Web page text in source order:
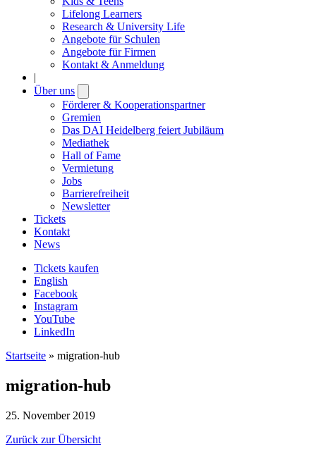
Lifelong Learners
Research & University Life
Angebote für Schulen
Angebote für Firmen
Kontakt & Anmeldung
|
Über uns
submenu
Förderer & Kooperationspartner
Gremien
Das DAI Heidelberg feiert Jubiläum
Mediathek
Hall of Fame
Vermietung
Jobs
Barrierefreiheit
Newsletter
Tickets
Kontakt
News
Tickets kaufen
English
Facebook
Instagram
YouTube
LinkedIn
Startseite » migration-hub
migration-hub
25. November 2019
Zurück zur Übersicht